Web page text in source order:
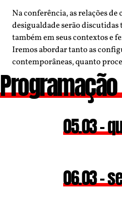
Na conferência, as relações
desigualdade serão discutidas
também em seus contextos e
Iremos abordar tanto as
contemporâneas, quanto
Programação
05.03 –
06.03 –